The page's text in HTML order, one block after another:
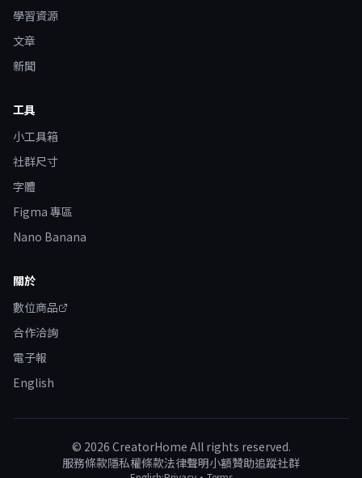
學習資源
文章
新聞
工具
小工具箱
社群尺寸
字體
Figma 專區
Nano Banana
關於
數位商品
合作洽詢
電子報
English
© 2026 CreatorHome All rights reserved.
服務條款隱私權條款法律聲明小額贊助追蹤社群